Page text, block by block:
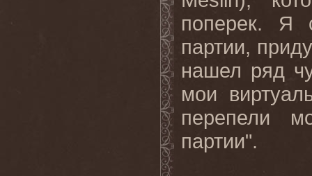
поперек. Я
партии,
нашел ряд
мои
перепели
партии".